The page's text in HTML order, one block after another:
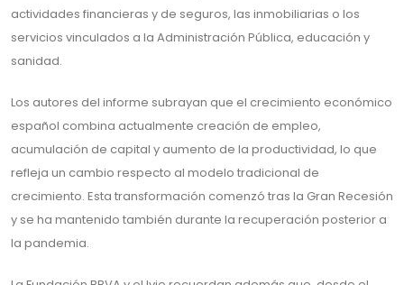
actividades financieras y de seguros, las inmobiliarias o los
servicios vinculados a la Administración Pública, educación y
sanidad.
Los autores del informe subrayan que el crecimiento económico
español combina actualmente creación de empleo,
acumulación de capital y aumento de la productividad, lo que
refleja un cambio respecto al modelo tradicional de
crecimiento. Esta transformación comenzó tras la Gran Recesión
y se ha mantenido también durante la recuperación posterior a
la pandemia.